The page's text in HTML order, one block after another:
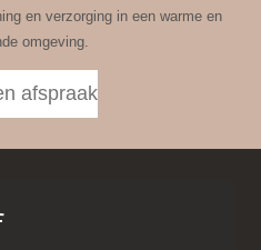
en verzorging in een warme en
omgeving.
afspraak